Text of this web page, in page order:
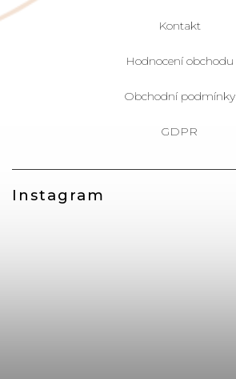
Instagram
Kontakt
Hodnocení obchodu
Obchodní podmínky
GDPR